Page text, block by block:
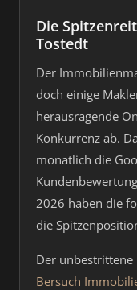
Die
Tostedt
Der
doch einige
herausragende
Konkurrenz ab.
monatlich die
2026 haben die
die
Der
Bersuch